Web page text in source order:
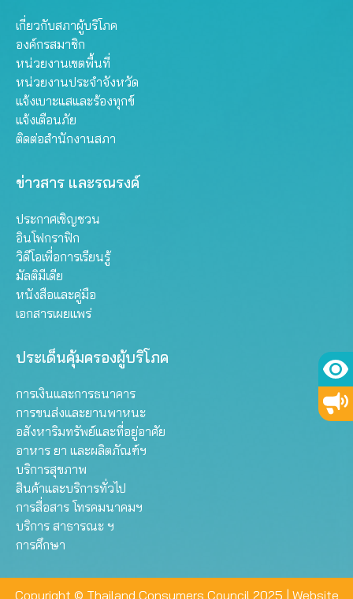
เกี่ยวกับสภาผู้บริโภค
องค์กรสมาชิก
หน่วยงานเขตพื้นที่
หน่วยงานประจำจังหวัด
แจ้งเบาะแสและร้องทุกข์
แจ้งเตือนภัย
ติดต่อสำนักงานสภา
ข่าวสาร และรณรงค์
ประกาศเชิญชวน
อินโฟกราฟิก
วิดีโอเพื่อการเรียนรู้
มัลติมีเดีย
หนังสือและคู่มือ
เอกสารเผยแพร่
ประเด็นคุ้มครองผู้บริโภค
การเงินและการธนาคาร
การขนส่งและยานพาหนะ
อสังหาริมทรัพย์และที่อยู่อาศัย
อาหาร ยา และผลิตภัณฑ์ฯ
บริการสุขภาพ
สินค้าและบริการทั่วไป
การสื่อสาร โทรคมนาคมฯ
บริการ สาธารณะ ฯ
การศึกษา
Copyright © Thailand Consumers Council 2025 | Website